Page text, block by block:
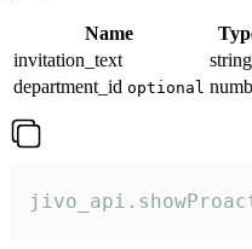
Name
invitation_text
string
department_id optional